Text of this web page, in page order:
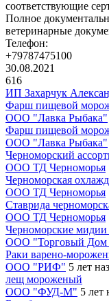
соответствующие
Полное
ветеринарные
Телефон:
+79787475100
30.08.2021
616
ИП Захарчук
Фарш пищевой
ООО "Лавка Рыбака"
Фарш пищевой
ООО "Лавка Рыбака"
Черноморский
ООО ТД Черноморья
Черноморская
ООО ТД Черноморья
Ставрида
ООО ТД Черноморья
Черноморские
ООО "Торговый
Раки варено-
ООО "РИФ" 5 лет
лещ мороженый
ООО "ФУД-М" 5 лет